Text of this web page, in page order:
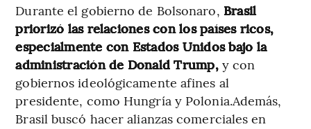
Durante el gobierno de Bolsonaro, Brasil
priorizó las relaciones con los países ricos,
especialmente con Estados Unidos bajo la
administración de Donald Trump,y con
gobiernos ideológicamente afines al
presidente, como Hungría y Polonia.Además,
Brasil buscó hacer alianzas comerciales en